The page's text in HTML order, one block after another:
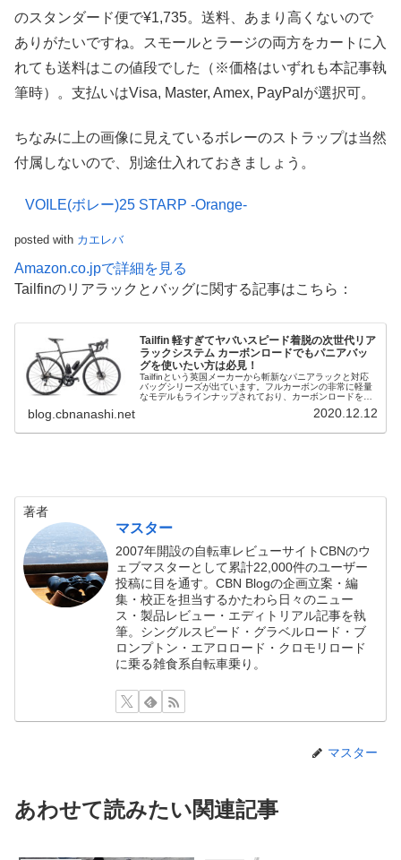
のスタンダード便で¥1,735。送料、あまり高くないので
ありがたいですね。スモールとラージの両方をカートに入
れても送料はこの値段でした（※価格はいずれも本記事執
筆時）。支払いはVisa, Master, Amex, PayPalが選択可。
ちなみに上の画像に見えているボレーのストラップは当然
付属しないので、別途仕入れておきましょう。
VOILE(ボレー)25 STARP -Orange-
posted with カエレバ
Amazon.co.jpで詳細を見る
Tailfinのリアラックとバッグに関する記事はこちら：
Tailfin 軽すぎてヤバいスピード着脱の次世代リア
ラックシステム カーボンロードでもパニアバッ
グを使いたい方は必見！
Tailfinという英国メーカーから斬新なパニアラックと対応
バッグシリーズが出ています。フルカーボンの非常に軽量
なモデルもラインナップされており、カーボンロードを含
blog.cbnanashi.net 2020.12.12
著者
マスター
2007年開設の自転車レビューサイトCBNのウ
ェブマスターとして累計22,000件のユーザー
投稿に目を通す。CBN Blogの企画立案・編
集・校正を担当するかたわら日々のニュー
ス・製品レビュー・エディトリアル記事を執
筆。シングルスピード・グラベルロード・ブ
ロンプトン・エアロロード・クロモリロード
に乗る雑食系自転車乗り。
マスター
あわせて読みたい関連記事